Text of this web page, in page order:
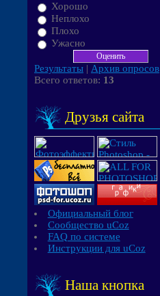
Хорошо
Неплохо
Плохо
Ужасно
Результаты | Архив опросов
Всего ответов: 13
Друзья сайта
Официальный блог
Сообщество uCoz
FAQ по системе
Инструкции для uCoz
Наша кнопка